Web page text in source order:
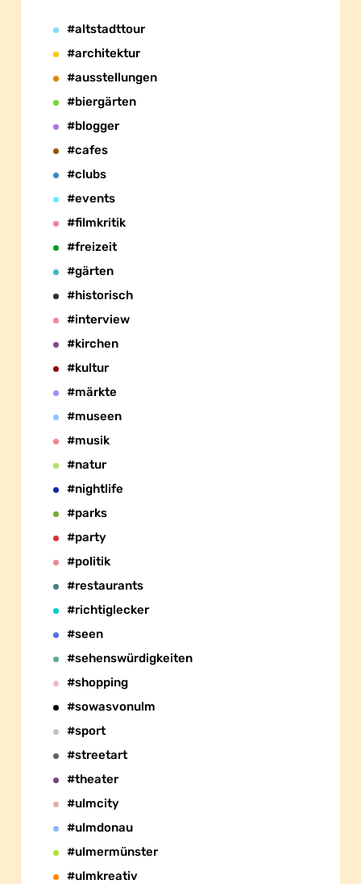
#altstadttour
#architektur
#ausstellungen
#biergärten
#blogger
#cafes
#clubs
#events
#filmkritik
#freizeit
#gärten
#historisch
#interview
#kirchen
#kultur
#märkte
#museen
#musik
#natur
#nightlife
#parks
#party
#politik
#restaurants
#richtiglecker
#seen
#sehenswürdigkeiten
#shopping
#sowasvonulm
#sport
#streetart
#theater
#ulmcity
#ulmdonau
#ulmermünster
#ulmkreativ